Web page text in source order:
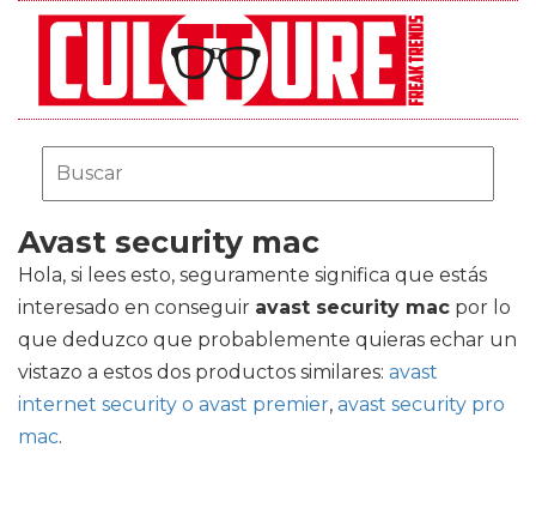
Avast security mac
Hola, si lees esto, seguramente significa que estás
interesado en conseguir avast security mac por lo
que deduzco que probablemente quieras echar un
vistazo a estos dos productos similares: avast
internet security o avast premier, avast security pro
mac.